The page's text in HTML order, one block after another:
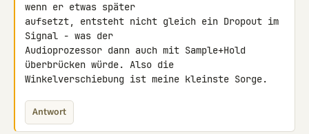
wenn er etwas später
aufsetzt, entsteht nicht gleich ein Dropout im
Signal - was der
Audioprozessor dann auch mit Sample+Hold
überbrücken würde. Also die
Winkelverschiebung ist meine kleinste Sorge.
Antwort